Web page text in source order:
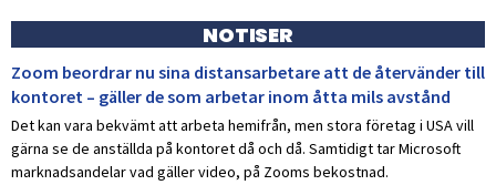
NOTISER
Zoom beordrar nu sina distansarbetare att de återvänder till
kontoret – gäller de som arbetar inom åtta mils avstånd
Det kan vara bekvämt att arbeta hemifrån, men stora företag i USA vill
gärna se de anställda på kontoret då och då. Samtidigt tar Microsoft
marknadsandelar vad gäller video, på Zooms bekostnad.